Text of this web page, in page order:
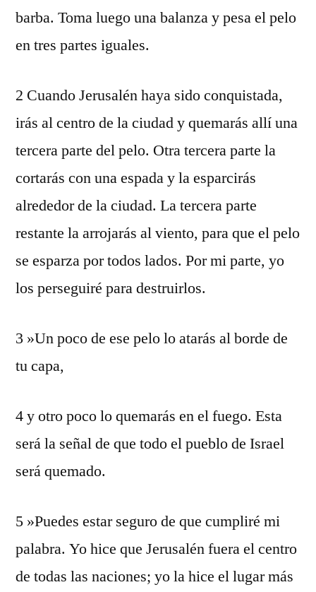
barba. Toma luego una balanza y pesa el pelo
en tres partes iguales.
2 Cuando Jerusalén haya sido conquistada,
irás al centro de la ciudad y quemarás allí una
tercera parte del pelo. Otra tercera parte la
cortarás con una espada y la esparcirás
alrededor de la ciudad. La tercera parte
restante la arrojarás al viento, para que el pelo
se esparza por todos lados. Por mi parte, yo
los perseguiré para destruirlos.
3 »Un poco de ese pelo lo atarás al borde de
tu capa,
4 y otro poco lo quemarás en el fuego. Esta
será la señal de que todo el pueblo de Israel
será quemado.
5 »Puedes estar seguro de que cumpliré mi
palabra. Yo hice que Jerusalén fuera el centro
de todas las naciones; yo la hice el lugar más